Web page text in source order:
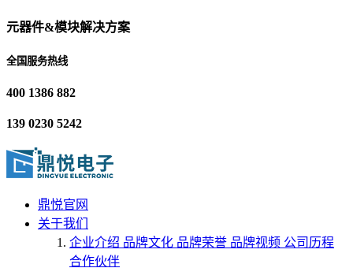
元器件&模块解决方案
全国服务热线
400 1386 882
139 0230 5242
鼎悦官网
关于我们
企业介绍 品牌文化 品牌荣誉 品牌视频 公司历程
合作伙伴